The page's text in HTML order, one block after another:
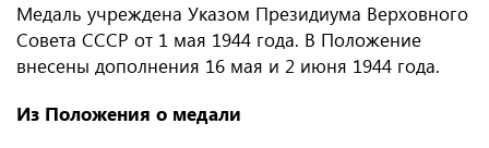
Медаль учреждена Указом Президиума Верховного
Совета СССР от 1 мая 1944 года. В Положение
внесены дополнения 16 мая и 2 июня 1944 года.
Из Положения о медали